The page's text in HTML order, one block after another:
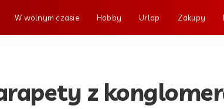
W wolnym czasie Hobby Urlop Zakupy
z